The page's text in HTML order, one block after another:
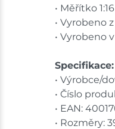
• Měřítko 1:16
• Vyrobeno
• Vyrobeno
Specifikace:
• Výrobce/
• Číslo
• EAN:
• Rozměry: